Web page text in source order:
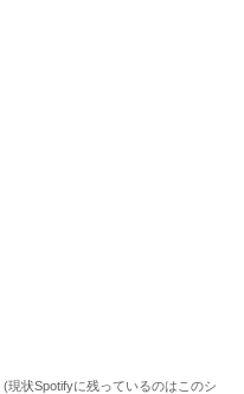
(現状Spotifyに残っているのはこのシ